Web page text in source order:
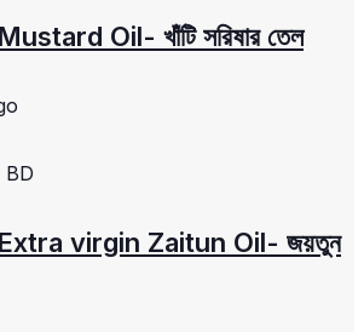
Mustard Oil- খাঁটি সরিষার তেল
Extra virgin Zaitun Oil- জয়তুন